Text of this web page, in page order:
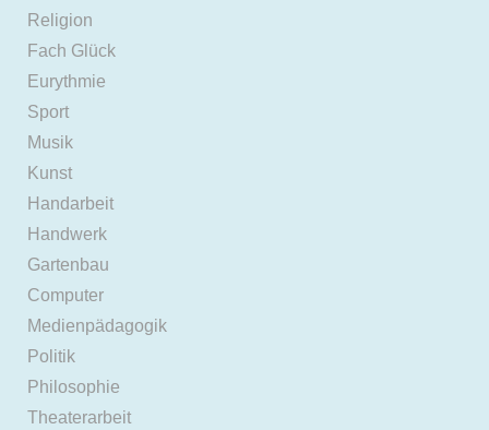
Religion
Fach Glück
Eurythmie
Sport
Musik
Kunst
Handarbeit
Handwerk
Gartenbau
Computer
Medienpädagogik
Politik
Philosophie
Theaterarbeit